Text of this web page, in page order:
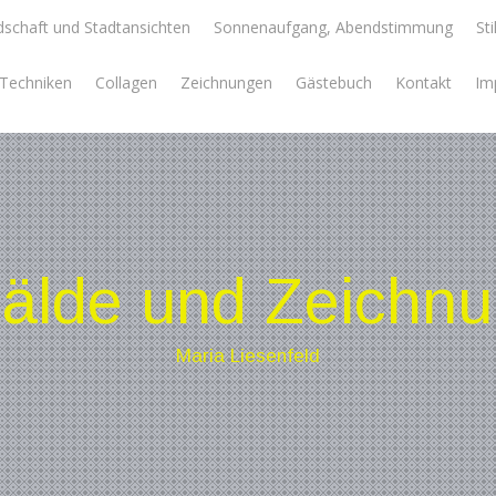
und Stadtansichten Sonnenaufgang, Abendstimmung
Collagen Zeichnungen Gästebuch Kontakt
und
Maria Liesenfeld